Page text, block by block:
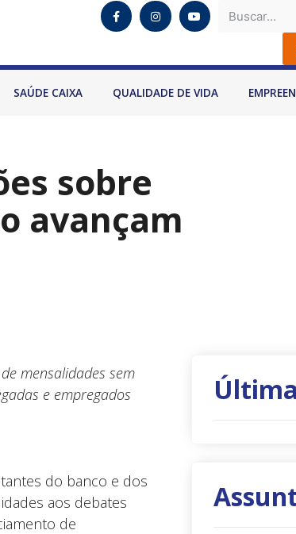
SAÚDE CAIXA QUALIDADE DE VIDA
sobre
avançam
mensalidades sem
e empregados
do banco e dos
aos debates
de